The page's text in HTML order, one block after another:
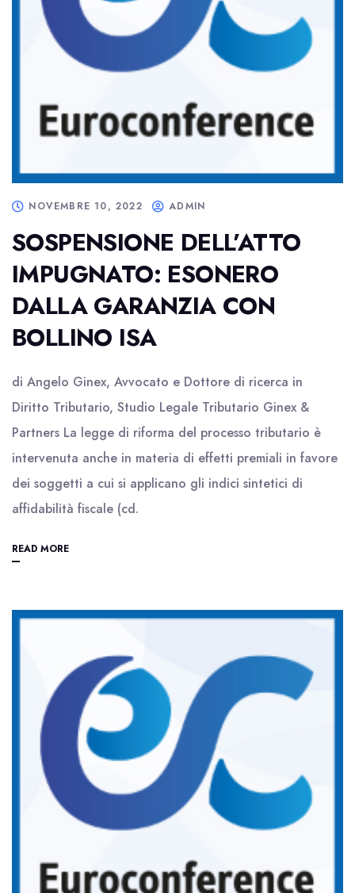
NOVEMBRE 10, 2022 ADMIN
SOSPENSIONE DELL’ATTO
IMPUGNATO: ESONERO
DALLA GARANZIA CON
BOLLINO ISA
di Angelo Ginex, Avvocato e Dottore di ricerca in
Diritto Tributario, Studio Legale Tributario Ginex &
Partners La legge di riforma del processo tributario è
intervenuta anche in materia di effetti premiali in favore
dei soggetti a cui si applicano gli indici sintetici di
affidabilità fiscale (cd.
READ MORE